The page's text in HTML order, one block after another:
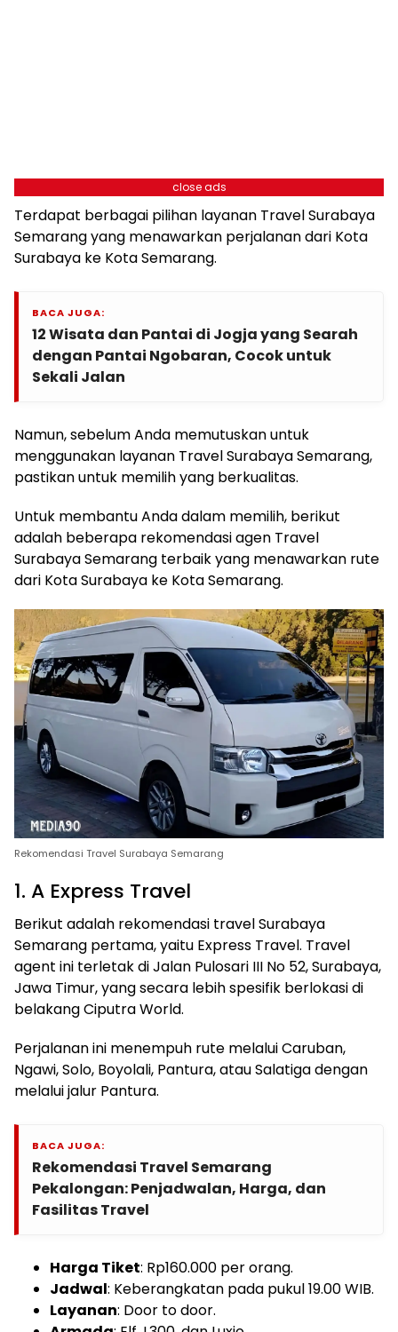
close ads
Terdapat berbagai pilihan layanan Travel Surabaya
Semarang yang menawarkan perjalanan dari Kota
Surabaya ke Kota Semarang.
BACA JUGA:
12 Wisata dan Pantai di Jogja yang Searah
dengan Pantai Ngobaran, Cocok untuk
Sekali Jalan
Namun, sebelum Anda memutuskan untuk
menggunakan layanan Travel Surabaya Semarang,
pastikan untuk memilih yang berkualitas.
Untuk membantu Anda dalam memilih, berikut
adalah beberapa rekomendasi agen Travel
Surabaya Semarang terbaik yang menawarkan rute
dari Kota Surabaya ke Kota Semarang.
Rekomendasi Travel Surabaya Semarang
1. A Express Travel
Berikut adalah rekomendasi travel Surabaya
Semarang pertama, yaitu Express Travel. Travel
agent ini terletak di Jalan Pulosari III No 52, Surabaya,
Jawa Timur, yang secara lebih spesifik berlokasi di
belakang Ciputra World.
Perjalanan ini menempuh rute melalui Caruban,
Ngawi, Solo, Boyolali, Pantura, atau Salatiga dengan
melalui jalur Pantura.
BACA JUGA:
Rekomendasi Travel Semarang
Pekalongan: Penjadwalan, Harga, dan
Fasilitas Travel
Harga Tiket: Rp160.000 per orang.
Jadwal: Keberangkatan pada pukul 19.00 WIB.
Layanan: Door to door.